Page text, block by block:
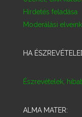
Hirdetés feladása
Moderálási elveink
HA
Észrevételek,
ALMA MATER: